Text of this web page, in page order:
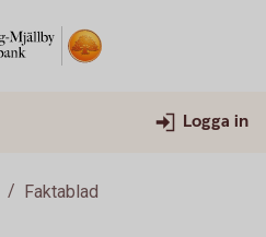
Logga in
Faktablad